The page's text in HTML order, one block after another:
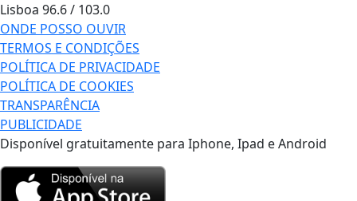
Lisboa 96.6 / 103.0
ONDE POSSO OUVIR
TERMOS E CONDIÇÕES
POLÍTICA DE PRIVACIDADE
POLÍTICA DE COOKIES
TRANSPARÊNCIA
PUBLICIDADE
Disponível gratuitamente para Iphone, Ipad e Android